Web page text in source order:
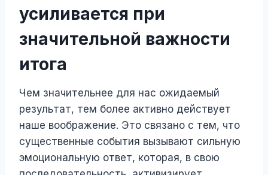
усиливается при
значительной важности
итога
Чем значительнее для нас ожидаемый
результат, тем более активно действует
наше воображение. Это связано с тем, что
существенные события вызывают сильную
эмоциональную ответ, которая, в свою